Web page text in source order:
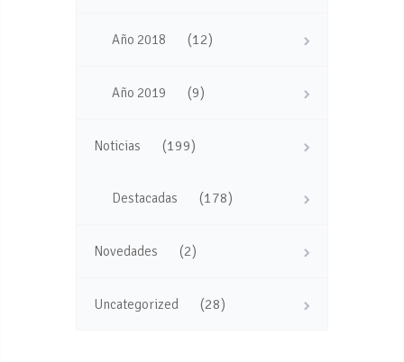
Año 2018 (12)
Año 2019 (9)
Noticias (199)
Destacadas (178)
Novedades (2)
Uncategorized (28)